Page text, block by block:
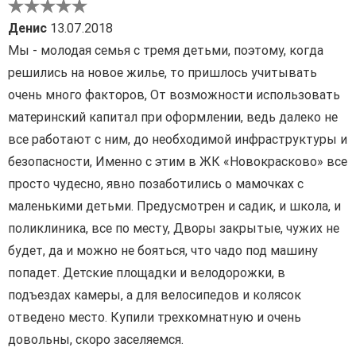
Денис 13.07.2018
Мы - молодая семья с тремя детьми, поэтому, когда
решились на новое жилье, то пришлось учитывать
очень много факторов, От возможности использовать
материнский капитал при оформлении, ведь далеко не
все работают с ним, до необходимой инфраструктуры и
безопасности, Именно с этим в ЖК «Новокрасково» все
просто чудесно, явно позаботились о мамочках с
маленькими детьми. Предусмотрен и садик, и школа, и
поликлиника, все по месту, Дворы закрытые, чужих не
будет, да и можно не бояться, что чадо под машину
попадет. Детские площадки и велодорожки, в
подъездах камеры, а для велосипедов и колясок
отведено место. Купили трехкомнатную и очень
довольны, скоро заселяемся.